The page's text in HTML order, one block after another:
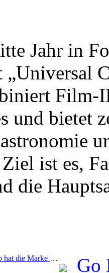
Jahr in
Film-
und bietet
ist es,
die
Prev:Die China Travel Group hat die Marke „China Travel Good Times“ ins Leben gerufen, um in den Markt für Seniorentourismus zu expandieren.
Go